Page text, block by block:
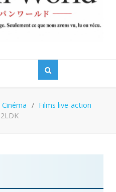
Cinéma
Films live-action
2LDK